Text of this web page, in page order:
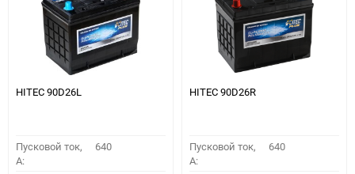
60
HITEC 90D26L
Пусковой ток,
A:
640
HITEC 90D26R
Пусковой ток,
A:
640